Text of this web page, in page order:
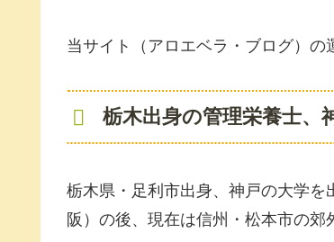
当サイト（アロエベラ・ブログ）の
栃木出身の管理栄養士、
栃木県・足利市出身、神戸の大学
阪）の後、現在は信州・松本市の郊